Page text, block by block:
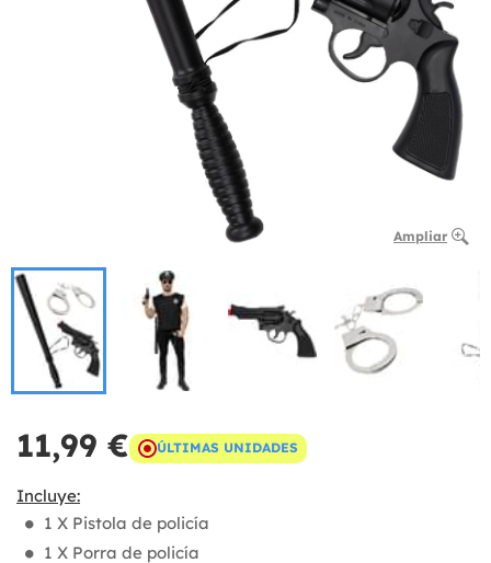
Ampliar
11,99 € ÚLTIMAS UNIDADES
Incluye:
1 X Pistola de policía
1 X Porra de policía